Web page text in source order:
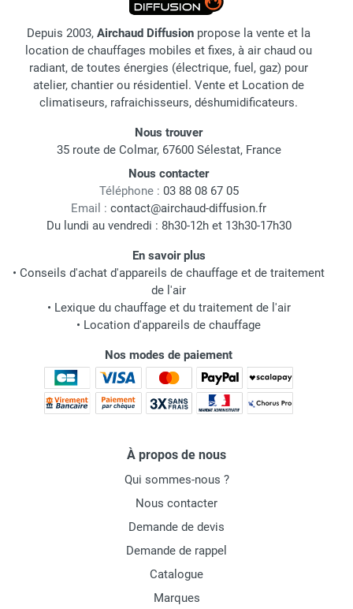
Depuis 2003, Airchaud Diffusion propose la vente et la
location de chauffages mobiles et fixes, à air chaud ou
radiant, de toutes énergies (électrique, fuel, gaz) pour
atelier, chantier ou résidentiel. Vente et Location de
climatiseurs, rafraichisseurs, déshumidificateurs.
Nous trouver
35 route de Colmar, 67600 Sélestat, France
Nous contacter
Téléphone : 03 88 08 67 05
Email : contact@airchaud-diffusion.fr
Du lundi au vendredi : 8h30-12h et 13h30-17h30
En savoir plus
• Conseils d'achat d'appareils de chauffage et de traitement
de l'air
• Lexique du chauffage et du traitement de l'air
• Location d'appareils de chauffage
Nos modes de paiement
À propos de nous
Qui sommes-nous ?
Nous contacter
Demande de devis
Demande de rappel
Catalogue
Marques